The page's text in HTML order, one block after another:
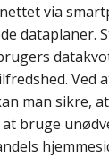
via
dataplaner.
Ved
man sikre,
bruge